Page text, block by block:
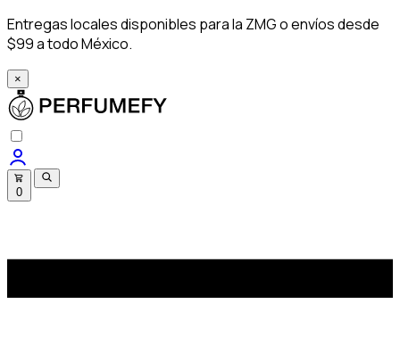
Entregas locales disponibles para la ZMG o envíos desde
$99 a todo México.
×
0